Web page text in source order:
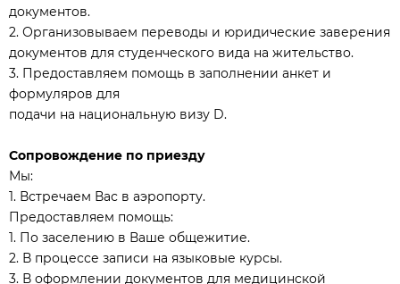
документов.
2. Организовываем переводы и юридические заверения
документов для студенческого вида на жительство.
3. Предоставляем помощь в заполнении анкет и
формуляров для
подачи на национальную визу D.
Сопровождение по приезду
Мы:
1. Встречаем Вас в аэропорту.
Предоставляем помощь:
1. По заселению в Ваше общежитие.
2. В процессе записи на языковые курсы.
3. В оформлении документов для медицинской